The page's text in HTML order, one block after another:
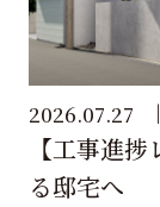
2026.07.27
【工事進
る邸宅へ